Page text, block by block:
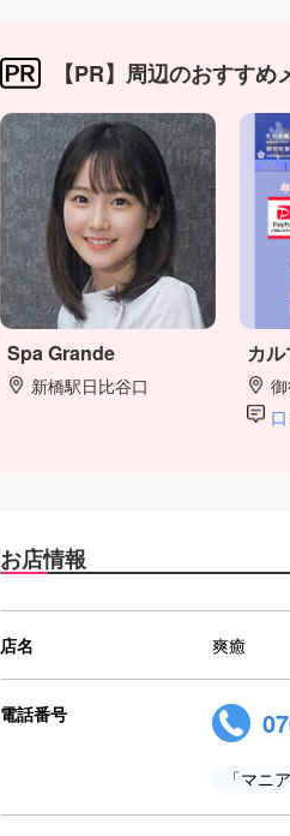
【PR】周辺のおすすめ
Spa Grande
新橋駅日比谷口
カ
お店情報
店名 爽癒
電話番号
「マニ